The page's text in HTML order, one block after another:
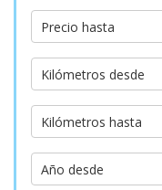
Precio
hasta
Precio hasta
Kilómetros
desde
Kilómetros desde
Kilómetros
hasta
Kilómetros hasta
Año
desde
Año desde